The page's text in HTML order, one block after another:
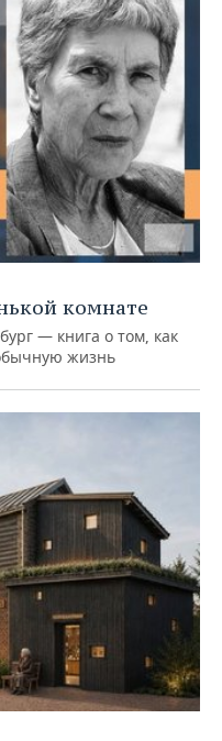
комнате
— книга о том, как
жизнь